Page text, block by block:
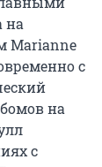
на
Marianne
с
на
с